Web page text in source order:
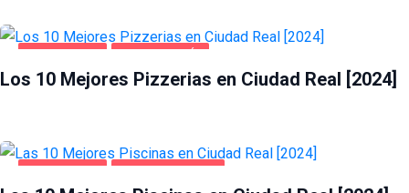
Los 10 Mejores Pizzerias en Ciudad Real [2024]